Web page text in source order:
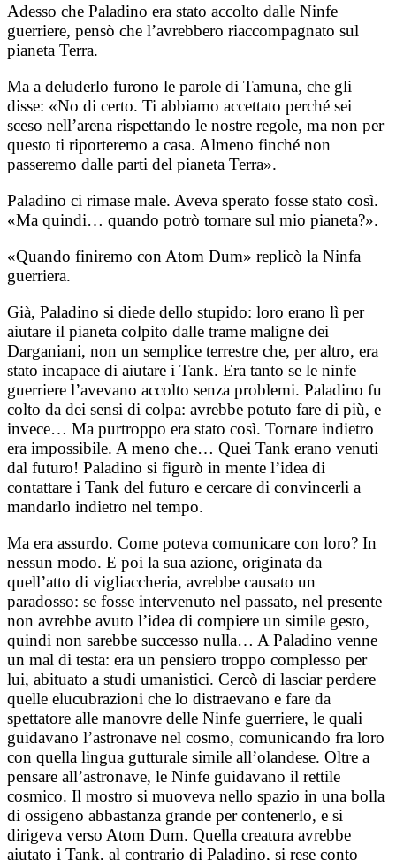
Adesso che Paladino era stato accolto dalle Ninfe
guerriere, pensò che l’avrebbero riaccompagnato sul
pianeta Terra.
Ma a deluderlo furono le parole di Tamuna, che gli
disse: «No di certo. Ti abbiamo accettato perché sei
sceso nell’arena rispettando le nostre regole, ma non per
questo ti riporteremo a casa. Almeno finché non
passeremo dalle parti del pianeta Terra».
Paladino ci rimase male. Aveva sperato fosse stato così.
«Ma quindi… quando potrò tornare sul mio pianeta?».
«Quando finiremo con Atom Dum» replicò la Ninfa
guerriera.
Già, Paladino si diede dello stupido: loro erano lì per
aiutare il pianeta colpito dalle trame maligne dei
Darganiani, non un semplice terrestre che, per altro, era
stato incapace di aiutare i Tank. Era tanto se le ninfe
guerriere l’avevano accolto senza problemi. Paladino fu
colto da dei sensi di colpa: avrebbe potuto fare di più, e
invece… Ma purtroppo era stato così. Tornare indietro
era impossibile. A meno che… Quei Tank erano venuti
dal futuro! Paladino si figurò in mente l’idea di
contattare i Tank del futuro e cercare di convincerli a
mandarlo indietro nel tempo.
Ma era assurdo. Come poteva comunicare con loro? In
nessun modo. E poi la sua azione, originata da
quell’atto di vigliaccheria, avrebbe causato un
paradosso: se fosse intervenuto nel passato, nel presente
non avrebbe avuto l’idea di compiere un simile gesto,
quindi non sarebbe successo nulla… A Paladino venne
un mal di testa: era un pensiero troppo complesso per
lui, abituato a studi umanistici. Cercò di lasciar perdere
quelle elucubrazioni che lo distraevano e fare da
spettatore alle manovre delle Ninfe guerriere, le quali
guidavano l’astronave nel cosmo, comunicando fra loro
con quella lingua gutturale simile all’olandese. Oltre a
pensare all’astronave, le Ninfe guidavano il rettile
cosmico. Il mostro si muoveva nello spazio in una bolla
di ossigeno abbastanza grande per contenerlo, e si
dirigeva verso Atom Dum. Quella creatura avrebbe
aiutato i Tank, al contrario di Paladino, si rese conto